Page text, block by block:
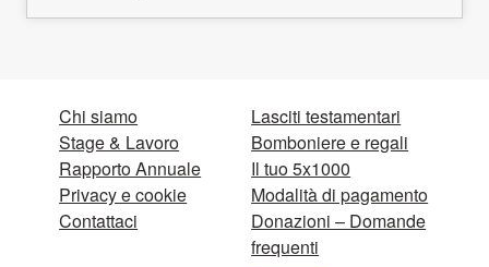
Chi siamo
Stage & Lavoro
Rapporto Annuale
Privacy e cookie
Contattaci
Lasciti testamentari
Bomboniere e regali
Il tuo 5x1000
Modalità di pagamento
Donazioni – Domande
frequenti